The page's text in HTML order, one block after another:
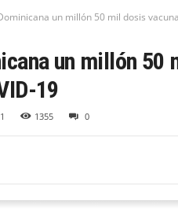
un millón 50 mil dosis
un millón 50
19
1355 0